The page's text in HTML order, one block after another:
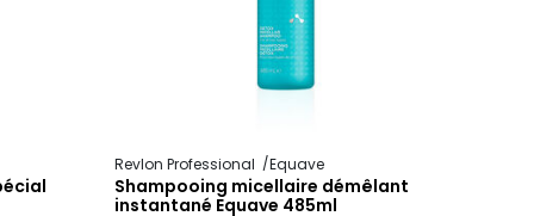
Revlon Professional Equave
Shampooing micellaire démêlant
instantané Equave 485ml